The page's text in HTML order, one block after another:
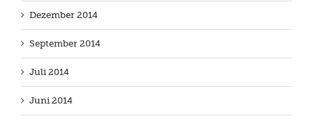
Dezember 2014
September 2014
Juli 2014
Juni 2014